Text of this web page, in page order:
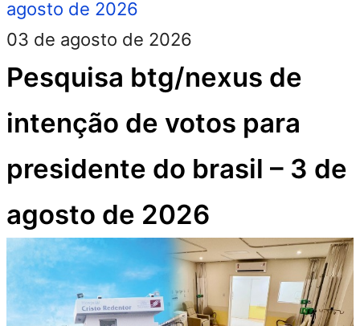
03 de agosto de 2026
Pesquisa btg/nexus de
intenção de votos para
presidente do brasil – 3 de
agosto de 2026